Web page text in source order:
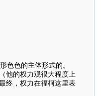
色色的主体形式的。
他的权力观很大程度上
终，权力在福柯这里表